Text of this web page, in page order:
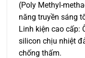
(Poly Methyl-
năng truyền sáng
Linh kiện cao cấp:
silicon chịu nhiệt
chống thấm.